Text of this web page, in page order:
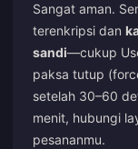
Sangat aman.
terenkripsi dan
sandi—cukup
paksa tutup
setelah 30–60
menit, hubungi
pesananmu.